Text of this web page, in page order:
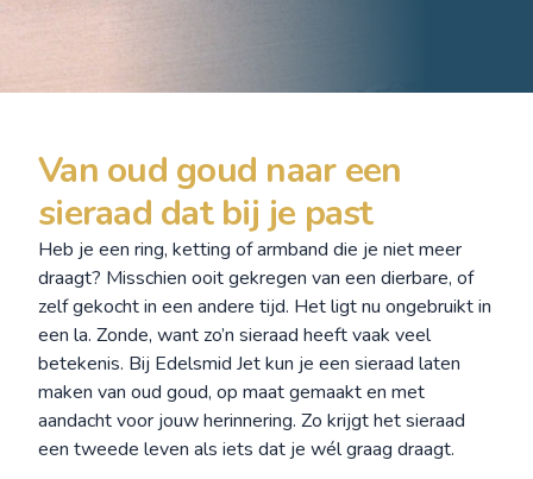
Van oud goud naar een
sieraad dat bij je past
Heb je een ring, ketting of armband die je niet meer
draagt? Misschien ooit gekregen van een dierbare, of
zelf gekocht in een andere tijd. Het ligt nu ongebruikt in
een la. Zonde, want zo’n sieraad heeft vaak veel
betekenis. Bij Edelsmid Jet kun je een sieraad laten
maken van oud goud, op maat gemaakt en met
aandacht voor jouw herinnering. Zo krijgt het sieraad
een tweede leven als iets dat je wél graag draagt.